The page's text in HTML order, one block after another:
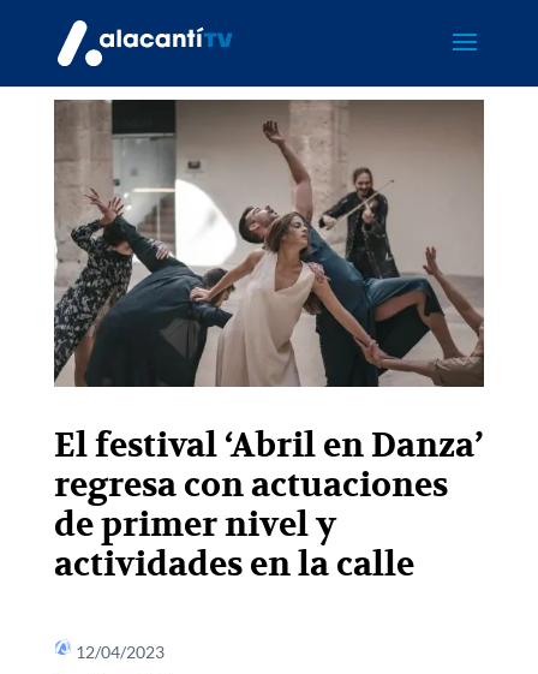
El festival ‘Abril en Danza’
regresa con actuaciones
de primer nivel y
actividades en la calle
12/04/2023